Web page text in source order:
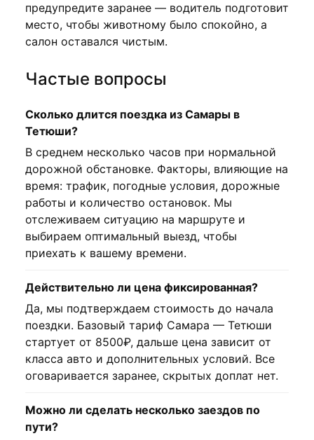
предупредите заранее — водитель подготовит
место, чтобы животному было спокойно, а
салон оставался чистым.
Частые вопросы
Сколько длится поездка из Самары в
Тетюши?
В среднем несколько часов при нормальной
дорожной обстановке. Факторы, влияющие на
время: трафик, погодные условия, дорожные
работы и количество остановок. Мы
отслеживаем ситуацию на маршруте и
выбираем оптимальный выезд, чтобы
приехать к вашему времени.
Действительно ли цена фиксированная?
Да, мы подтверждаем стоимость до начала
поездки. Базовый тариф Самара — Тетюши
стартует от 8500₽, дальше цена зависит от
класса авто и дополнительных условий. Все
оговаривается заранее, скрытых доплат нет.
Можно ли сделать несколько заездов по
пути?